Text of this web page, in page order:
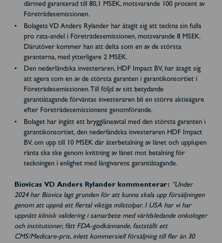
därmed garanterad till 80,1 MSEK, motsvarande 100 procent av
Företrädesemissionen.
Bolagets VD Anders Rylander har åtagit sig att teckna sin fulla
pro rata-andel i Företrädesemissionen, motsvarande 8 MSEK.
Därutöver kommer han att delta som en av de största
garanterna, med ytterligare 2 MSEK.
Den nederländska investeraren, HDF Impact BV, har åtagit sig
att agera som en av de största garanten i garantikonsortiet i
Företrädesemissionen. Till följd av sitt betydande
garantiåtagande förväntas investeraren bli en större aktieägare
efter Företrädesemissionens genomförande.
Bolaget har ingått ett brygglåneavtal med den största garanten i
garantikonsortiet, den nederländska investeraren HDF Impact
BV, om upp till 10 MSEK där återbetalning av lånet och upplupen
ränta ska ske genom kvittning av lånet mot betalning för
teckningen i enlighet med långivarens garantiåtagande.
Biovicas VD Anders Rylander kommenterar: ”Under
2024 har Biovica lagt grunden för att kunna skala upp försäljningen
genom att uppnå ett flertal viktiga milstolpar. I USA har vi har
uppnått klinisk validering i samarbete med världsledande onkologer
och institutioner, fått FDA-godkännande, fastställt ett
CMS/Medicare-pris, inlett kommersiell försäljning till fler än 30